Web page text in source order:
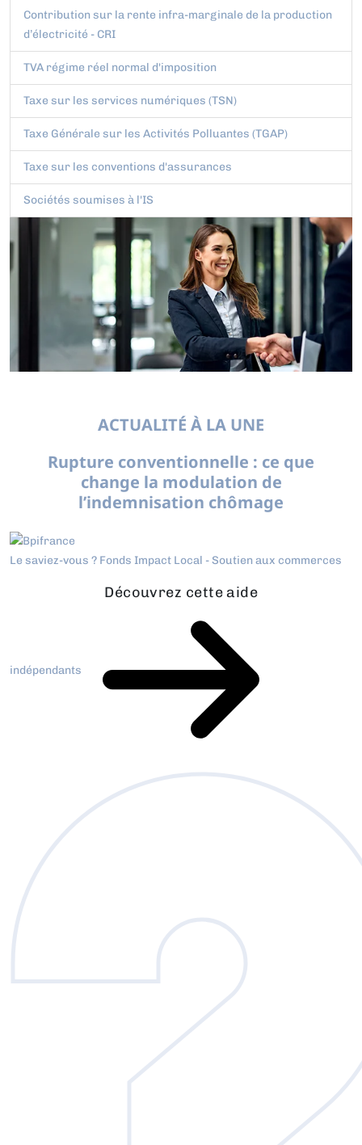
Contribution sur la rente infra-marginale de la production
d’électricité - CRI
TVA régime réel normal d'imposition
Taxe sur les services numériques (TSN)
Taxe Générale sur les Activités Polluantes (TGAP)
Taxe sur les conventions d'assurances
Sociétés soumises à l'IS
ACTUALITÉ À LA UNE
Rupture conventionnelle : ce que
change la modulation de
l’indemnisation chômage
Le saviez-vous ? Fonds Impact Local - Soutien aux commerces
indépendants
Découvrez cette aide